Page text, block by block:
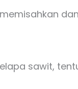
sawit,